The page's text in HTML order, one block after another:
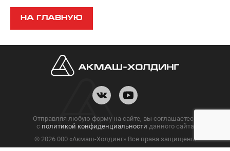
НА ГЛАВНУЮ
Отправляя любую форму на сайте, вы соглашаетесь
с политикой конфиденциальности данного сайта
© 2026 000 «Акмаш-Холдинг» Все права защищены